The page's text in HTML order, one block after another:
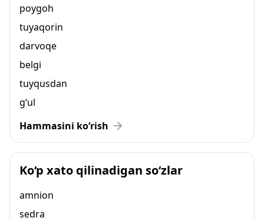
poygoh
tuyaqorin
darvoqe
belgi
tuyqusdan
g‘ul
Hammasini ko‘rish
Ko‘p xato qilinadigan so‘zlar
amnion
sedra